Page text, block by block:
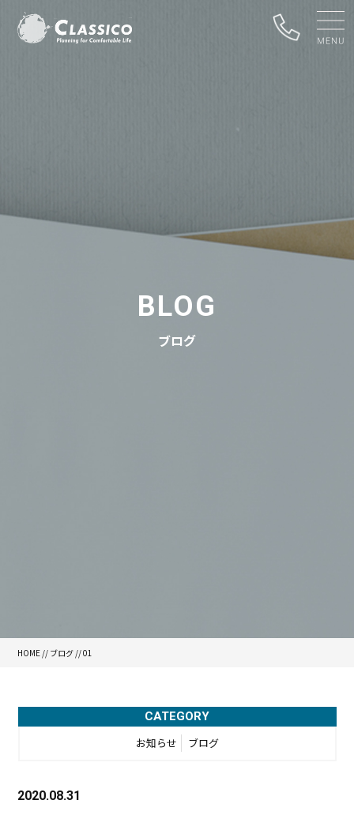
BLOG
ブログ
HOME // ブログ // 01
CATEGORY
お知らせ ブログ
2020.08.31